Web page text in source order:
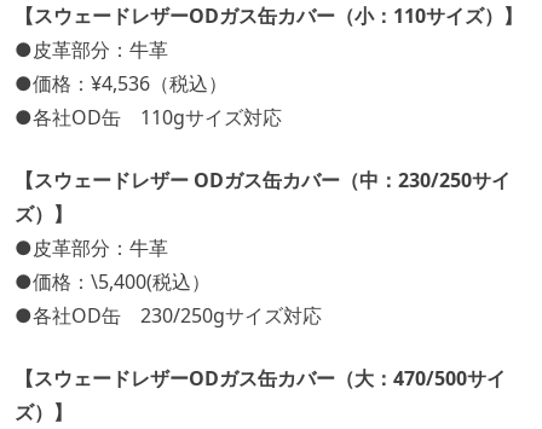
【スウェードレザーODガス缶カバー（小：110サイズ）】
●皮革部分：牛革
●価格：¥4,536（税込）
●各社OD缶 110gサイズ対応
【スウェードレザー ODガス缶カバー（中：230/250サイ
ズ）】
●皮革部分：牛革
●価格：\5,400(税込）
●各社OD缶 230/250gサイズ対応
【スウェードレザーODガス缶カバー（大：470/500サイ
ズ）】